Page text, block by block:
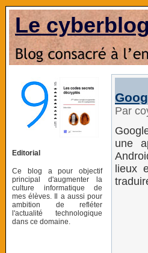
Le
Editorial
Ce blog a pour objectif
principal d'augmenter la
culture informatique de
mes élèves. Il a aussi pour
ambition de refléter
l'actualité technologique
dans ce domaine.
Par
une
lieux